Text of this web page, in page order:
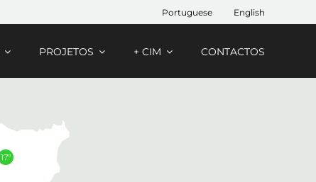
Portuguese English
PROJETOS + CIM CONTACTOS
17º